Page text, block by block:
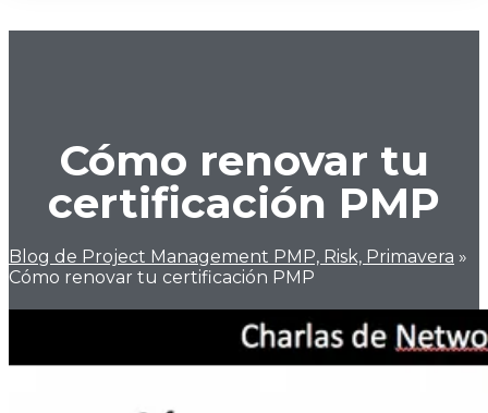
Cómo renovar tu
certificación PMP
Blog de Project Management PMP, Risk, Primavera »
Cómo renovar tu certificación PMP